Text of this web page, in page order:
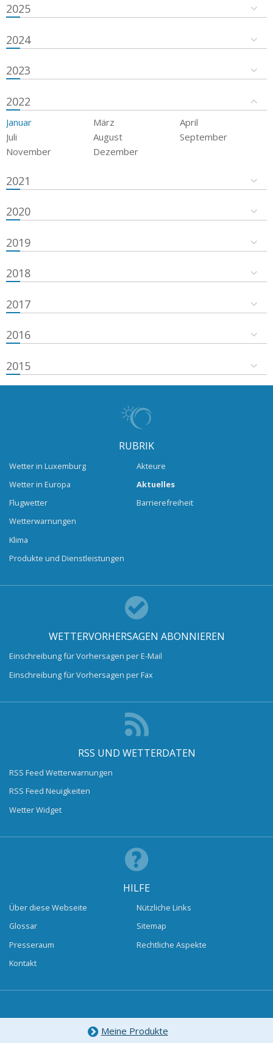
2025
2024
2023
2022
Januar März
April
Juli
August
September
November
Dezember
2021
2020
2019
2018
2017
2016
2015
RUBRIK
Wetter in Luxemburg
Wetter in Europa
Flugwetter
Wetterwarnungen
Klima
Produkte und Dienstleistungen
Akteure
Aktuelles
Barrierefreiheit
WETTERVORHERSAGEN ABONNIEREN
Einschreibung für Vorhersagen per E-Mail
Einschreibung für Vorhersagen per Fax
RSS UND WETTERDATEN
RSS Feed Wetterwarnungen
RSS Feed Neuigkeiten
Wetter Widget
HILFE
Über diese Webseite
Glossar
Presseraum
Kontakt
Nützliche Links
Sitemap
Rechtliche Aspekte
Meine Produkte